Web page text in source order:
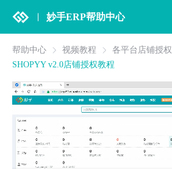
妙手ERP帮助中心
帮助中心 视频教程
各平台店铺授权
SHOPYY v2.0店铺授权教程